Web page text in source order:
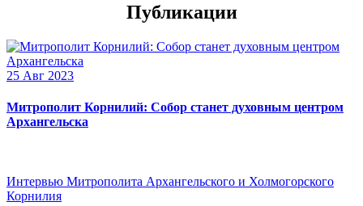
Публикации
25 Авг 2023
Митрополит Корнилий: Собор станет духовным центром
Архангельска
Интервью Митрополита Архангельского и Холмогорского
Корнилия